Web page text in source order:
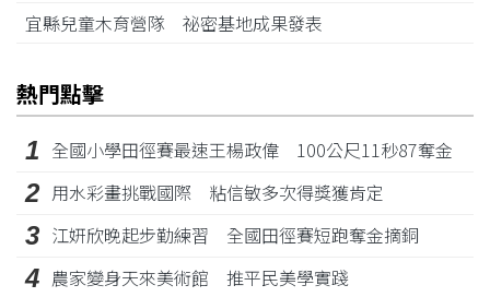
宜縣兒童木育營隊 祕密基地成果發表
熱門點擊
1 全國小學田徑賽最速王楊政偉 100公尺11秒87奪金
2 用水彩畫挑戰國際 粘信敏多次得獎獲肯定
3 江姸欣晚起步勤練習 全國田徑賽短跑奪金摘銅
4 農家變身天來美術館 推平民美學實踐